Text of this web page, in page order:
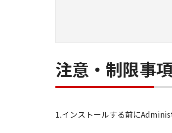
注意・制限事項
1.インストールする前に